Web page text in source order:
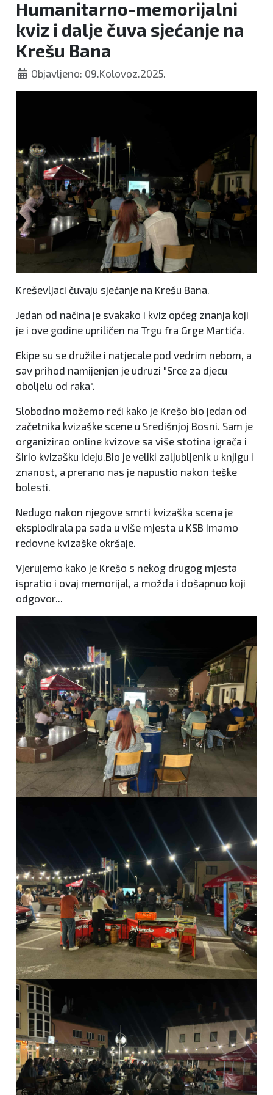
Humanitarno-memorijalni
kviz i dalje čuva sjećanje na
Krešu Bana
Objavljeno: 09.Kolovoz.2025.
Kreševljaci čuvaju sjećanje na Krešu Bana.
Jedan od načina je svakako i kviz općeg znanja koji
je i ove godine upriličen na Trgu fra Grge Martića.
Ekipe su se družile i natjecale pod vedrim nebom, a
sav prihod namijenjen je udruzi "Srce za djecu
oboljelu od raka".
Slobodno možemo reći kako je Krešo bio jedan od
začetnika kvizaške scene u Središnjoj Bosni. Sam je
organizirao online kvizove sa više stotina igrača i
širio kvizašku ideju.Bio je veliki zaljubljenik u knjigu i
znanost, a prerano nas je napustio nakon teške
bolesti.
Nedugo nakon njegove smrti kvizaška scena je
eksplodirala pa sada u više mjesta u KSB imamo
redovne kvizaške okršaje.
Vjerujemo kako je Krešo s nekog drugog mjesta
ispratio i ovaj memorijal, a možda i došapnuo koji
odgovor...